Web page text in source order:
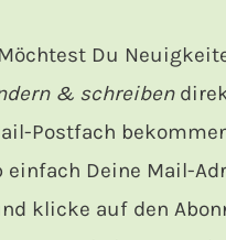
Möchtest Du
& schreiben
Postfach
einfach Deine Mail-
klicke auf den